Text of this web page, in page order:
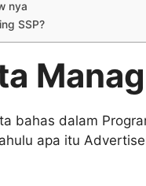
nya
SSP?
bahas dalam
apa itu